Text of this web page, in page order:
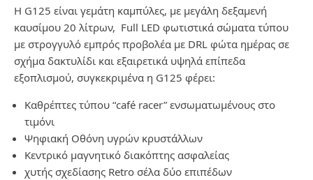
Η G125 είναι γεμάτη καμπύλες, με μεγάλη δεξαμενή
καυσίμου 20 λίτρων, Full LED φωτιστικά σώματα τύπου
με στρογγυλό εμπρός προβολέα με DRL φώτα ημέρας σε
σχήμα δακτυλίδι και εξαιρετικά υψηλά επίπεδα
εξοπλισμού, συγκεκριμένα η G125 φέρει:
Καθρέπτες τύπου “café racer” ενσωματωμένους στο
τιμόνι
Ψηφιακή Οθόνη υγρών κρυστάλλων
Κεντρικό μαγνητικό διακόπτης ασφαλείας
χυτής σχεδίασης Retro σέλα δύο επιπέδων